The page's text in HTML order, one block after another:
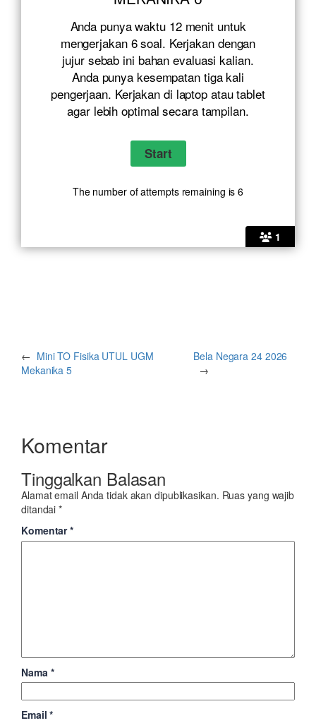
1
Anda punya waktu 12 menit untuk
mengerjakan 6 soal. Kerjakan dengan
jujur sebab ini bahan evaluasi kalian.
Anda punya kesempatan tiga kali
pengerjaan. Kerjakan di laptop atau tablet
agar lebih optimal secara tampilan.
The number of attempts remaining is 6
← Mini TO Fisika UTUL UGM
Mekanika 5
Bela Negara 24 2026
→
Komentar
Tinggalkan Balasan
Alamat email Anda tidak akan dipublikasikan. Ruas yang wajib
ditandai*
Komentar*
Nama *
Email*